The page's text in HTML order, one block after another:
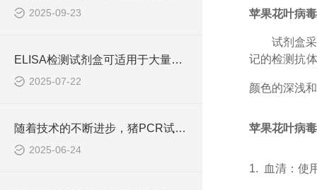
2025-09-23
ELISA检测试剂盒可适用于大量样本的同时检测
2025-07-22
随着技术的不断进步，猪PCR试剂盒在不断的发展和*
2025-06-24
苹果花叶病
试剂盒
记的检测抗
颜色的深浅
苹果花叶病
1. 血清：使